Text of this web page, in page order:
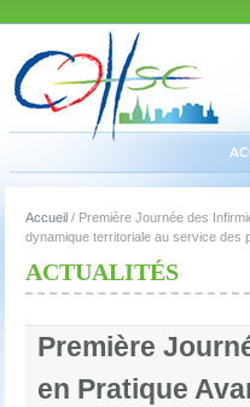
Accueil / Première Journée des
dynamique territoriale au service des
ACTUALITÉS
Première
en Pratique